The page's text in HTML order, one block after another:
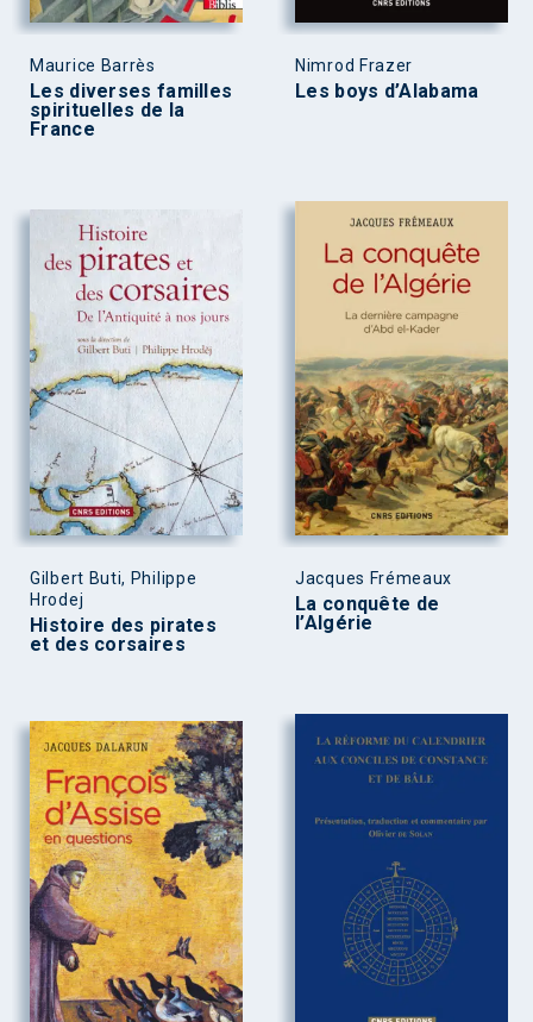
Maurice Barrès
Les diverses familles
spirituelles de la
France
Nimrod Frazer
Les boys d’Alabama
Gilbert Buti, Philippe
Hrodej
Histoire des pirates
et des corsaires
Jacques Frémeaux
La conquête de
l’Algérie